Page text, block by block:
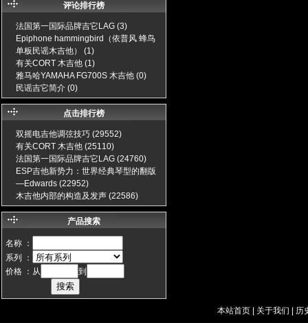
评论排行榜
法国第一国际品牌吉它LAG (3)
Epiphone hammingbird（依普风 蜂鸟
单板民谣木吉他） (1)
有关CORT 木吉他 (1)
雅马哈YAMAHA FG700S 木吉他 (0)
民谣吉它简介 (0)
点击排行榜
双摇电吉他调弦技巧 (29552)
有关CORT 木吉他 (25110)
法国第一国际品牌吉它LAG (24760)
ESP吉他新势力：世界经典琴型的翻版
—Edwards (22952)
木吉他内部的构造及发声 (22586)
产品搜索
名称 ：
系列 ：
价格 ：从
到
本站首页| 关于我们 历